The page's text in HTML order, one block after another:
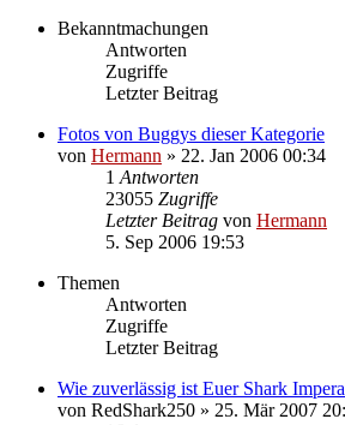
Bekanntmachungen
Antworten
Zugriffe
Letzter Beitrag
Fotos von Buggys dieser Kategorie
von Hermann » 22. Jan 2006 00:34
1 Antworten
23055 Zugriffe
Letzter Beitrag von Hermann
5. Sep 2006 19:53
Themen
Antworten
Zugriffe
Letzter Beitrag
Wie zuverlässig ist Euer Shark
von RedShark250 » 25. Mär 2007